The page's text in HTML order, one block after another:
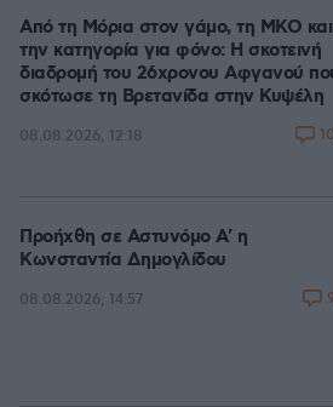
Από τη Μόρια στον γάμο, τη ΜΚΟ και
την κατηγορία για φόνο: Η σκοτεινή
διαδρομή του 26χρονου Αφγανού
σκότωσε τη Βρετανίδα στην Κυψέλη
08.08.2026, 12:18
Προήχθη σε Αστυνόμο Α' η
Κωνσταντία Δημογλίδου
08.08.2026, 14:57